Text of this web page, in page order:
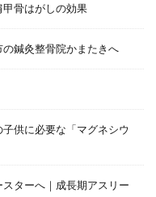
骨はがしの効果
鍼灸整骨院かまたきへ
供に必要な「マグネシウ
ターへ｜成長期アスリー